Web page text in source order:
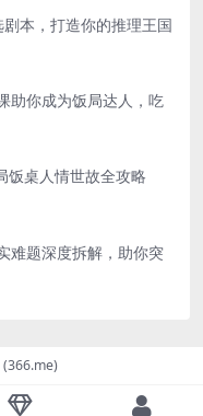
本，打造你的推理王国
助你成为饭局达人，吃
饭桌人情世故全攻略
难题深度拆解，助你突